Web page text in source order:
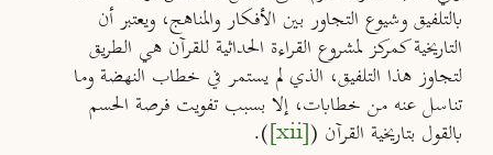
بالتلفيق وشيوع التجاور بين الأفكار والمناهج، ويعتبر أن
التاريخية كمركز لمشروع القراءة الحداثية للقرآن هي الطريق
لتجاوز هذا التلفيق، الذي لم يستمر في خطاب النهضة وما
تناسل عنه من خطابات، إلا بسبب تفويت فرصة الحسم
بالقول بتاريخية القرآن ([xii]
).